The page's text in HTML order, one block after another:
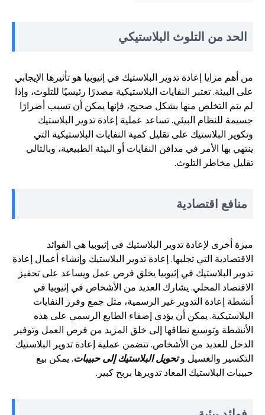
الحد من التلوث البلاستيكي
من أهم مزايا إعادة تدوير البلاستيك في إثيوبيا هو تأثيرها الإيجابي
على البيئة. تعتبر النفايات البلاستيكية مصدرًا رئيسيًا للتلوث، وإذا
لم يتم التخلص منها بشكل صحيح، فإنها يمكن أن تسبب أضرارًا
جسيمة للنظام البيئي. تساعد عملية إعادة تدوير البلاستيك
وتكوير البلاستيك على تقليل كمية النفايات البلاستيكية التي
ينتهي بها الأمر في مدافن النفايات أو البيئة الطبيعية، وبالتالي
تقليل مخاطر التلوث.
منافع اقتصادية
ميزة أخرى لإعادة تدوير البلاستيك في إثيوبيا هي الفوائد
الاقتصادية التي تجلبها. إعادة تدوير البلاستيك وإنشاء أعمال إعادة
تدوير البلاستيك في إثيوبيا يخلق فرص عمل ويساعد على تحفيز
الاقتصاد المحلي. يشارك العديد من الأشخاص في إثيوبيا في
أنشطة إعادة التدوير غير الرسمية، مثل جمع وفرز النفايات
البلاستيكية. يمكن أن يؤدي إضفاء الطابع الرسمي على هذه
الأنشطة وتوسيع نطاقها إلى خلق المزيد من فرص العمل وتوفير
الدخل للعديد من الأشخاص. تتضمن عملية إعادة تدوير البلاستيك
التكسير والغسيل وتحويل البلاستيك إلى حبيبات. يمكن بيع
حبيبات البلاستيك المعاد تدويرها بربح كبير.